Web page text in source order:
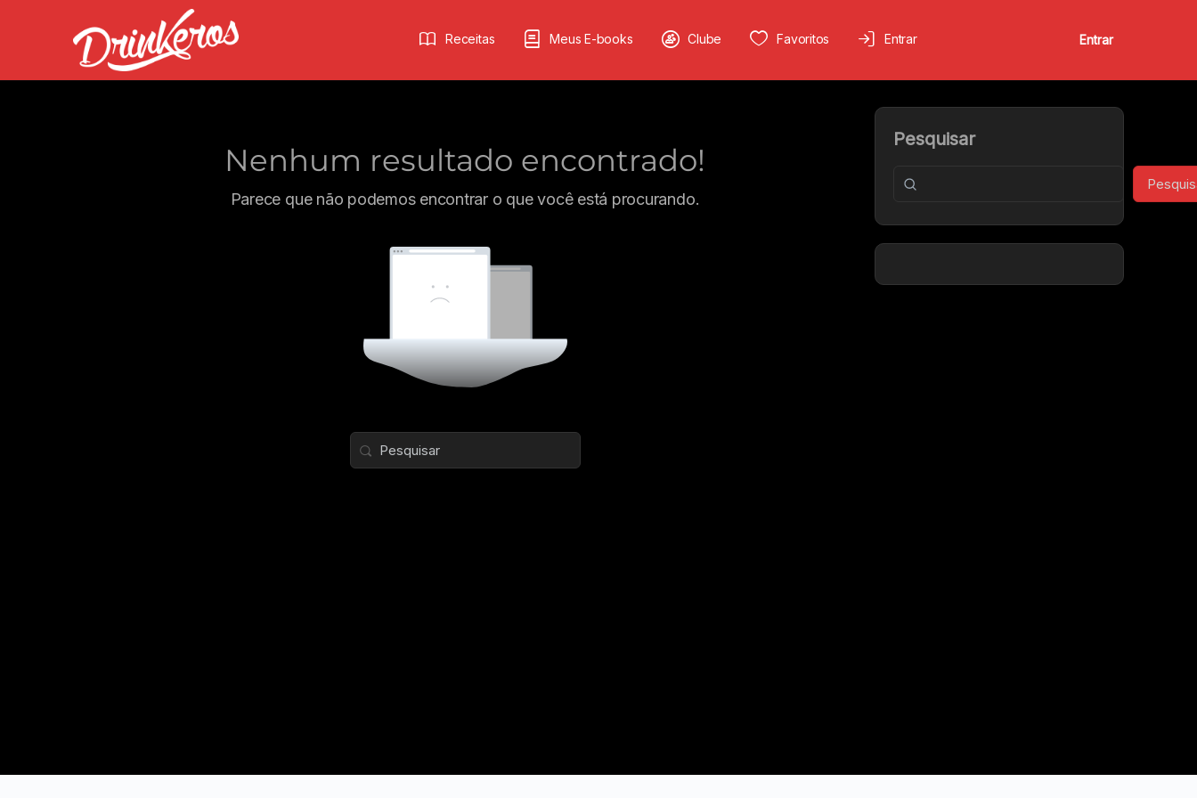
Receitas Meus E-books Clube Favoritos Entrar Entrar
Nenhum resultado encontrado!
Parece que não podemos encontrar o que você está procurando.
Pesquisar